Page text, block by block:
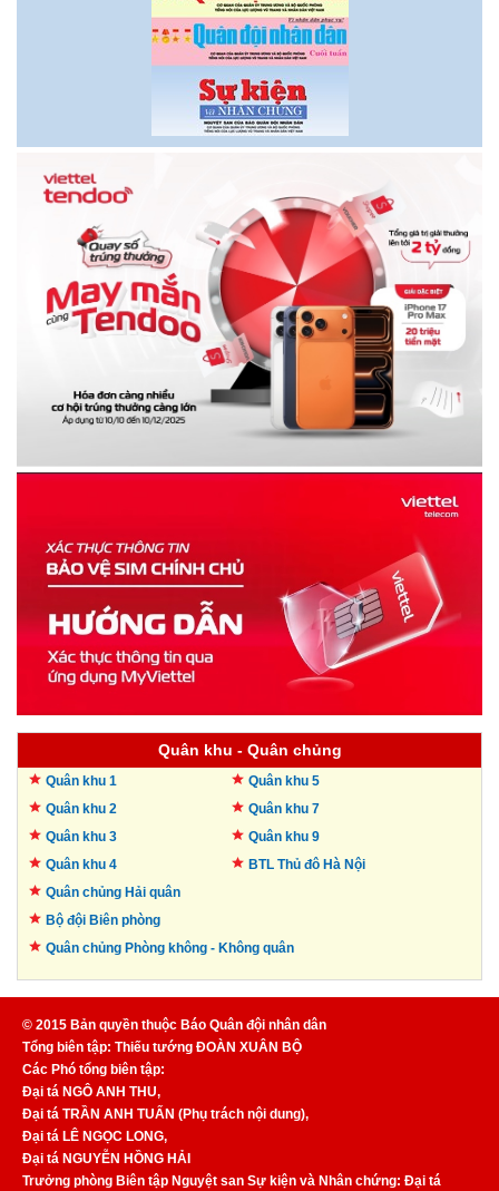
Quân khu - Quân chủng
Quân khu 1
Quân khu 2
Quân khu 3
Quân khu 4
Quân khu 5
Quân khu 7
Quân khu 9
BTL Thủ đô Hà Nội
Quân chủng Hải quân
Bộ đội Biên phòng
Quân chủng Phòng không - Không quân
© 2015 Bản quyền thuộc Báo Quân đội nhân dân
Tổng biên tập: Thiếu tướng ĐOÀN XUÂN BỘ
Các Phó tổng biên tập:
Đại tá NGÔ ANH THU,
Đại tá TRẦN ANH TUẤN (Phụ trách nội dung),
Đại tá LÊ NGỌC LONG,
Đại tá NGUYỄN HỒNG HẢI
Trưởng phòng Biên tập Nguyệt san Sự kiện và Nhân chứng: Đại tá